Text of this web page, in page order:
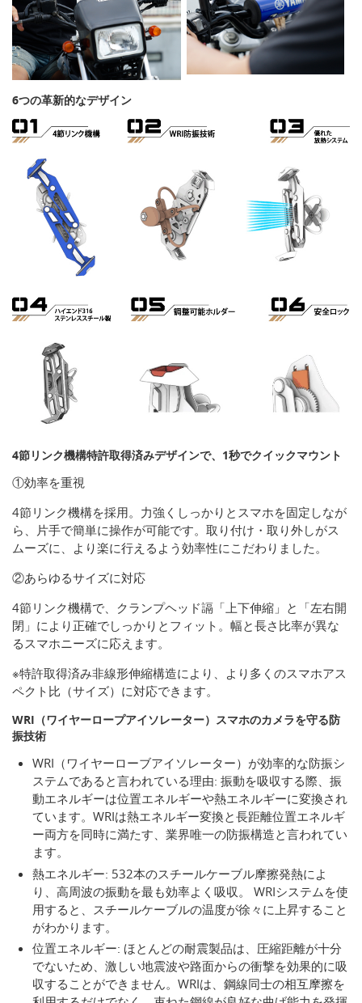
6つの革新的なデザイン
4節リンク機構特許取得済みデザインで、1秒でクイックマウント
①効率を重視
4節リンク機構を採用。力強くしっかりとスマホを固定しなが
ら、片手で簡単に操作が可能です。取り付け・取り外しがス
ムーズに、より楽に行えるよう効率性にこだわりました。
②あらゆるサイズに対応
4節リンク機構で、クランプヘッド䛿「上下伸縮」と「左右開
閉」により正確でしっかりとフィット。幅と長さ比率が異な
るスマホニーズに応えます。
※特許取得済み非線形伸縮構造により、より多くのスマホアス
ペクト比（サイズ）に対応できます。
WRI（ワイヤーロープアイソレーター）スマホのカメラを守る防
振技術
WRI（ワイヤーローブアイソレーター）が効率的な防振シ
ステムであると言われている理由: 振動を吸収する際、振
動エネルギーは位置エネルギーや熱エネルギーに変換され
ています。WRIは熱エネルギー変換と長距離位置エネルギ
ー両方を同時に満たす、業界唯一の防振構造と言われてい
ます。
熱エネルギー: 532本のスチールケーブル摩擦発熱によ
り、高周波の振動を最も効率よく吸収。 WRIシステムを使
用すると、スチールケーブルの温度が徐々に上昇すること
がわかります。
位置エネルギー: ほとんどの耐震製品は、圧縮距離が十分
でないため、激しい地震波や路面からの衝撃を効果的に吸
収することができません。WRIは、鋼線同士の相互摩擦を